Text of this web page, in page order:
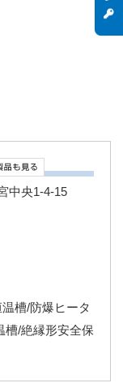
中央1-4-15
槽/防爆ヒータ
槽/絶縁形安全保